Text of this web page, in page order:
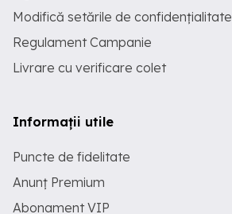
Modifică setările de confidențialitate
Regulament Campanie
Livrare cu verificare colet
Informații utile
Puncte de fidelitate
Anunț Premium
Abonament VIP